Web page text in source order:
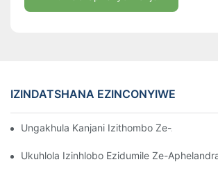
IZINDATSHANA EZINCONYIWE
Ungakhula Kanjani Izithombo Ze-
Ukuhlola Izinhlobo Ezidumile Ze-